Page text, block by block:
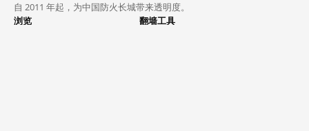
自 2011 年起，为中国防火长城带来透明度。
浏览
翻墙工具